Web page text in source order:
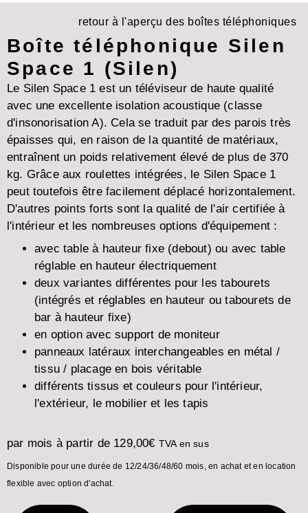
retour à l'aperçu des boîtes téléphoniques
Boîte téléphonique Silen
Space 1 (Silen)
Le Silen Space 1 est un téléviseur de haute qualité
avec une excellente isolation acoustique (classe
d'insonorisation A). Cela se traduit par des parois très
épaisses qui, en raison de la quantité de matériaux,
entraînent un poids relativement élevé de plus de 370
kg. Grâce aux roulettes intégrées, le Silen Space 1
peut toutefois être facilement déplacé horizontalement.
D'autres points forts sont la qualité de l'air certifiée à
l'intérieur et les nombreuses options d'équipement :
avec table à hauteur fixe (debout) ou avec table
réglable en hauteur électriquement
deux variantes différentes pour les tabourets
(intégrés et réglables en hauteur ou tabourets de
bar à hauteur fixe)
en option avec support de moniteur
panneaux latéraux interchangeables en métal /
tissu / placage en bois véritable
différents tissus et couleurs pour l'intérieur,
l'extérieur, le mobilier et les tapis
par mois à partir de 129,00€ TVA en sus
Disponible pour une durée de 12/24/36/48/60 mois, en achat et en location
flexible avec option d'achat.